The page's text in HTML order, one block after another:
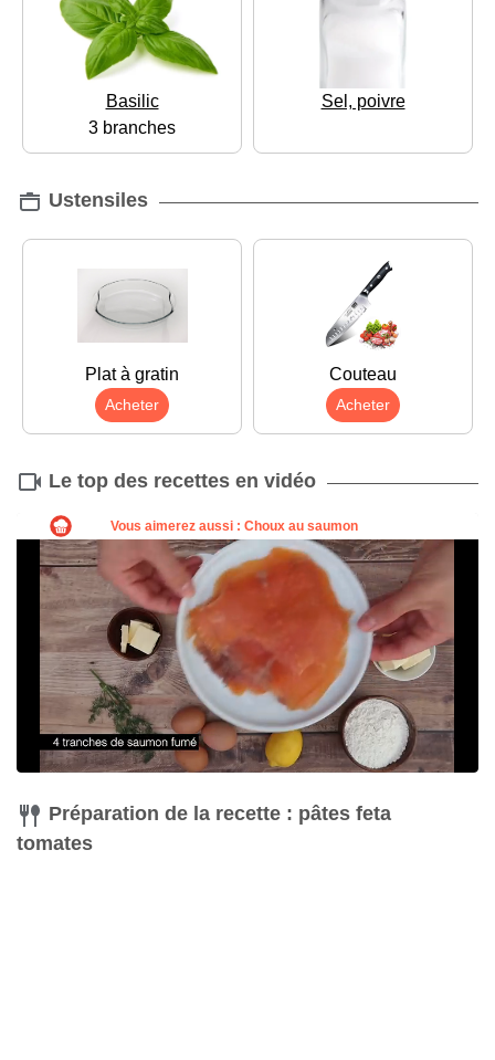
Basilic
3 branches
Sel, poivre
Ustensiles
Plat à gratin
Acheter
Couteau
Acheter
Le top des recettes en vidéo
Préparation de la recette : pâtes feta
tomates